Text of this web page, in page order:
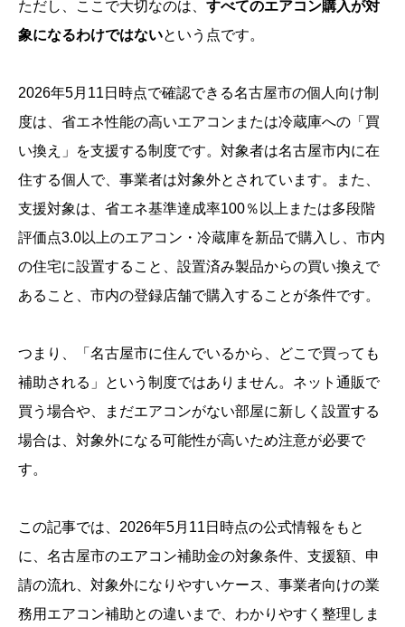
ただし、ここで大切なのは、 すべてのエアコン購入が対
象になるわけではないという点です。
2026年5月11日時点で確認できる名古屋市の個人向け制
度は、省エネ性能の高いエアコンまたは冷蔵庫への「買
い換え」を支援する制度です。対象者は名古屋市内に在
住する個人で、事業者は対象外とされています。また、
支援対象は、省エネ基準達成率100％以上または多段階
評価点3.0以上のエアコン・冷蔵庫を新品で購入し、市内
の住宅に設置すること、設置済み製品からの買い換えで
あること、市内の登録店舗で購入することが条件です。
つまり、「名古屋市に住んでいるから、どこで買っても
補助される」という制度ではありません。ネット通販で
買う場合や、まだエアコンがない部屋に新しく設置する
場合は、対象外になる可能性が高いため注意が必要で
す。
この記事では、2026年5月11日時点の公式情報をもと
に、名古屋市のエアコン補助金の対象条件、支援額、申
請の流れ、対象外になりやすいケース、事業者向けの業
務用エアコン補助との違いまで、わかりやすく整理しま